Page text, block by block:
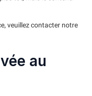
veuillez contacter notre
au